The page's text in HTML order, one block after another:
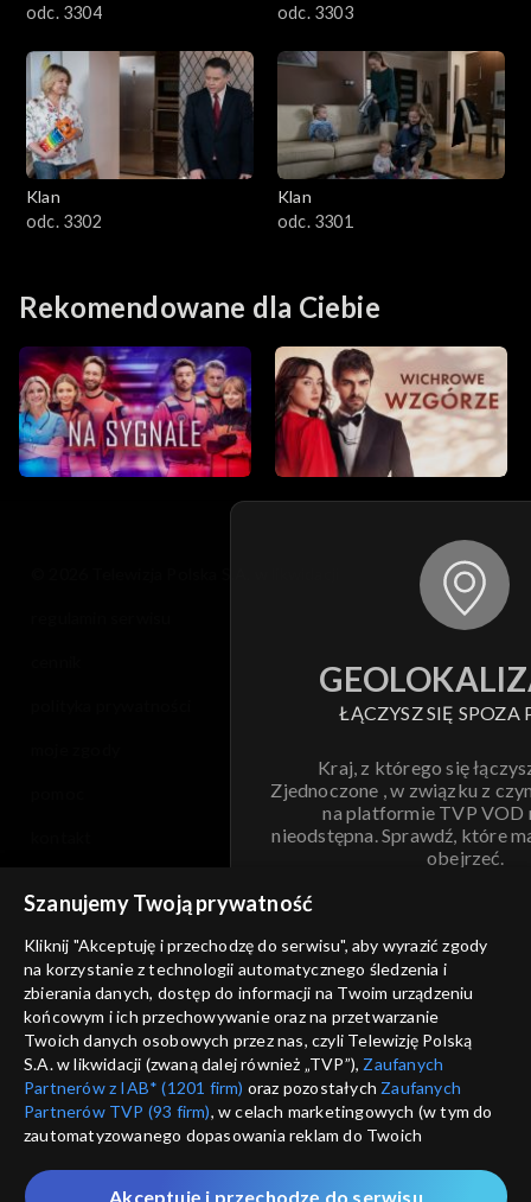
odc. 3304
odc. 3303
Klan
odc. 3302
Klan
odc. 3301
Rekomendowane dla Ciebie
ŁĄCZYSZ SIĘ SPOZA
Kraj, z którego się
Zjednoczone , w związku z
na platformie TVP VOD
nieodstępna. Sprawdź, które
obejrzeć.
ANULUJ
informacje o dostawcy usług
Szanujemy Twoją prywatność
Kliknij "Akceptuję i przechodzę do serwisu", aby wyrazić zgody
na korzystanie z technologii automatycznego śledzenia i
zbierania danych, dostęp do informacji na Twoim urządzeniu
końcowym i ich przechowywanie oraz na przetwarzanie
Twoich danych osobowych przez nas, czyli Telewizję Polską
S.A. w likwidacji (zwaną dalej również „TVP”), Zaufanych
Partnerów z IAB* (1201 firm) oraz pozostałych Zaufanych
Partnerów TVP (93 firm), w celach marketingowych (w tym do
zautomatyzowanego dopasowania reklam do Twoich
które wskazujemy poniżej, a także zgody na udostępnianie
Akceptuję i przechodzę do serwisu